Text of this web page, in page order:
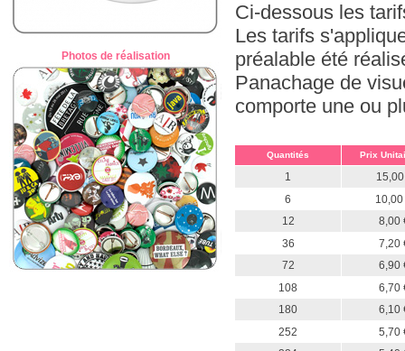
Photos de réalisation
Ci-dessous les
Les tarifs
préalable été
Panachage de
comporte une ou
Quantités Prix
1
6
12
8,00
36
7,20
72
6,90
108
6,70
180
6,10
252
5,70